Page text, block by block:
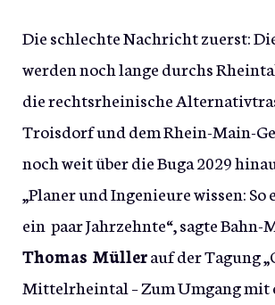
Die schlechte Nachricht zuerst:
werden noch lange durchs
die rechtsrheinische
Troisdorf und dem Rhein-Main-
noch weit über die Buga 2029
„Planer und Ingenieure wissen: So
ein paar Jahrzehnte“, sagte Bahn-
Thomas Müllerauf der Tagung
Mittelrheintal – Zum Umgang mit